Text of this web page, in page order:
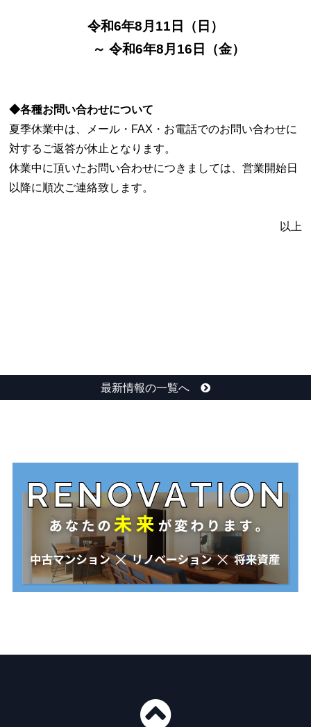
令和6年8月11日（日 ）
～ 令和6年8月16日（金）
◆各種お問い合わせについて
夏季休業中は、メール・FAX・お電話でのお問い合わせに
対するご返答が休止となります。
休業中に頂いたお問い合わせにつきましては、営業開始日
以降に順次ご連絡致します。
以上
最新情報の一覧へ